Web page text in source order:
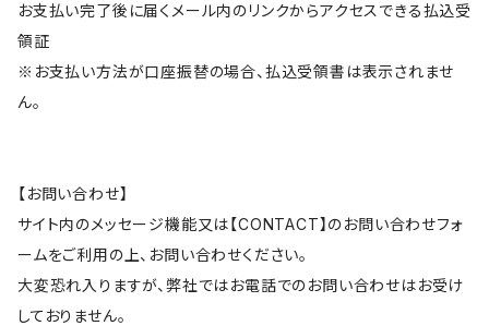
お支払い完了後に届くメール内のリンクからアクセスできる払込受
領証
※お支払い方法が口座振替の場合、払込受領書は表示されませ
ん。
【お問い合わせ】
サイト内のメッセージ機能又は【CONTACT】のお問い合わせフォ
ームをご利用の上、お問い合わせください。
大変恐れ入りますが、弊社ではお電話でのお問い合わせはお受け
しておりません。